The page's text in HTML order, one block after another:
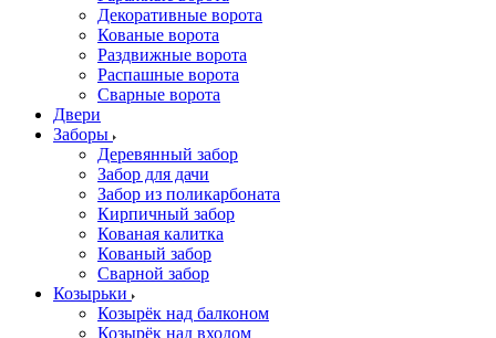
Декоративные ворота
Кованые ворота
Раздвижные ворота
Распашные ворота
Сварные ворота
Двери
Заборы
Деревянный забор
Забор для дачи
Забор из поликарбоната
Кирпичный забор
Кованая калитка
Кованый забор
Сварной забор
Козырьки
Козырёк над балконом
Козырёк над входом